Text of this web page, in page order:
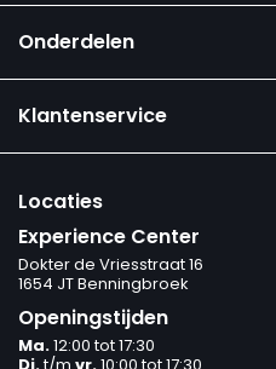
Onderdelen
Klantenservice
Locaties
Experience Center
Dokter de Vriesstraat 16
1654 JT Benningbroek
Openingstijden
Ma.12:00 tot 17:30